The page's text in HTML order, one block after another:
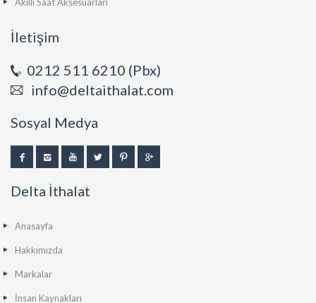
Akıllı Saat Aksesuarları
İletişim
0212 511 6210 (Pbx)
info@deltaithalat.com
Sosyal Medya
Delta İthalat
Anasayfa
Hakkımızda
Markalar
İnsan Kaynakları